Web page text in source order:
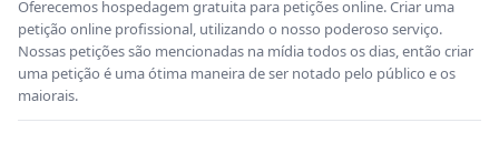
Oferecemos hospedagem gratuita para petições online. Criar uma
petição online profissional, utilizando o nosso poderoso serviço.
Nossas petições são mencionadas na mídia todos os dias, então criar
uma petição é uma ótima maneira de ser notado pelo público e os
maiorais.